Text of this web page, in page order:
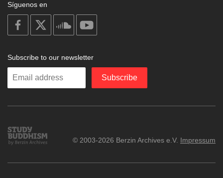
Síguenos en
on
facebook
soundcloud
Subscribe to our newsletter
Enter
Subscribe
Study
Buddhism
© 2003-2026 Berzin Archives e.V. Impressum